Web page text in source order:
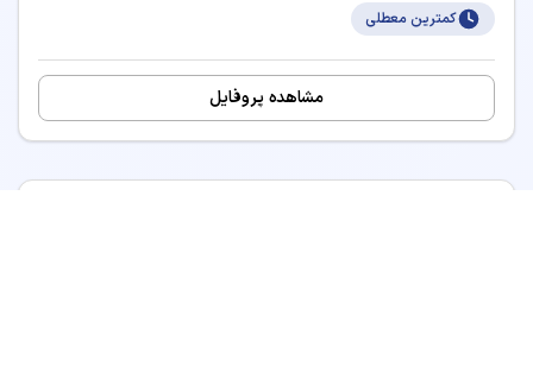
کمترین معطلی
مشاهده پروفایل